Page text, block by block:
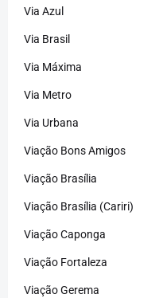
Via Azul
Via Brasil
Via Máxima
Via Metro
Via Urbana
Viação Bons Amigos
Viação Brasília
Viação Brasília (Cariri)
Viação Caponga
Viação Fortaleza
Viação Gerema